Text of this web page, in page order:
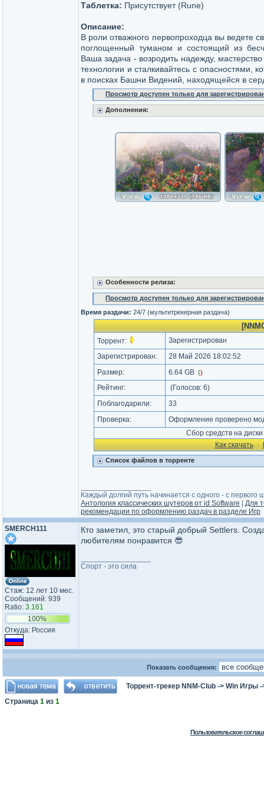
Таблетка: Присутствует (Rune)
Описание:
В роли отважного первопроходца вы ведете
поглощенный туманом и состоящий из
Ваша задача - возродить надежду,
технологии и сталкивайтесь с опасностями,
в поисках Башни Видений, находящейся в
Просмотр доступен только для
Дополнения:
Особенности релиза:
Просмотр доступен только для
Время раздачи: 24/7 (мультитрекерная раздача)
Торрент:
Зарегистрирован
Зарегистрирован:
28 Май 2026 18:02:52
Размер:
6.64 GB ()
Рейтинг: (Голосов: 6)
Поблагодарили:
33
Проверка:
Оформление проверено
Сбор средств на
Как cкачать·
Список файлов в торренте
Каждый долгий путь начинается с одного - с первого
Антология классических шутеров от id Software
Для
рекомендации по оформлению раздач в разделе Игр
SMERCH111
Стаж: 12 лет 10 мес.
Сообщений: 939
Ratio: 3.161
100%
Откуда: Россия
Кто заметил, это старый добрый Settlers.
любителям понравится 😎
Спорт - это сила
Показать сообщения:
Торрент-трекер NNM-Club -> Win Игры
Страница 1 из 1
Пользовательское